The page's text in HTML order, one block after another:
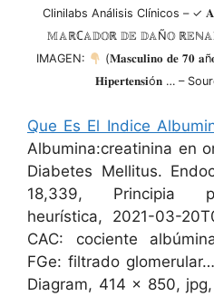
Clinilabs Análisis Clínicos –
𝕄𝔸ℝℂ𝔸𝔻𝕆ℝ 𝔻𝔼 𝔻𝔸Ñ𝕆
IMAGEN:
(𝐌𝐚𝐬𝐜𝐮𝐥𝐢𝐧𝐨 𝐝𝐞 𝟕𝟎
𝐇𝐢𝐩𝐞𝐫𝐭𝐞𝐧𝐬𝐢ó𝐧 … –
Que Es El Indice
Albumina:creatinina en
Diabetes Mellitus.
18,339, Principia
heurística, 2021-03-
CAC: cociente
FGe: filtrado
Diagram, 414 x 850,